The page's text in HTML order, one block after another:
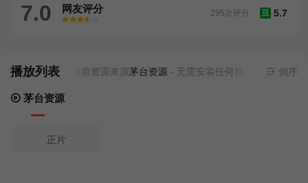
7.0 网友评分
很差
较差还行推荐力荐
豆 5.7
295次评分
播放列表 当前资源来源茅台资源- 无需安装任何插件 倒序
茅台资源
正片